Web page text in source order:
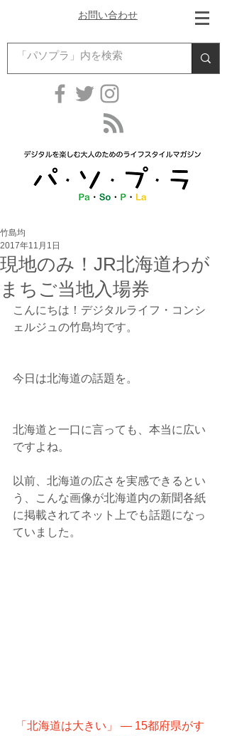
お問い合わせ
現地のみ！JR北海道わが
まちご当地入場券
竹島均
2017年11月1日
こんにちは！デジタルライフ・コンシ
ェルジュの竹島均です。
今日は北海道の話題を。
北海道と一口に言っても、本当に広い
ですよね。
以前、北海道の広さを実感できるとい
う、こんな画像が北海道内の新聞各紙
に掲載されてネット上でも話題になっ
ていました。
「北海道は大きい」 — 15都府県がす